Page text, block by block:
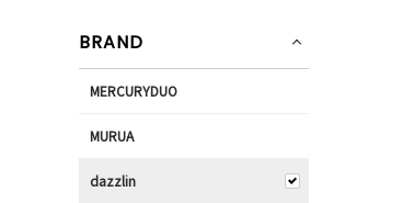
BRAND
MERCURYDUO
MURUA
dazzlin